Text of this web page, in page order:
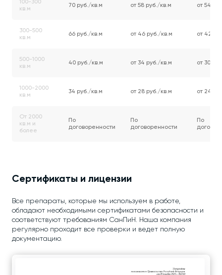
100-300
кв.м
70 руб./кв.м от 58 руб./кв.м от 54
300-500
кв.м
66 руб./кв.м от 46 руб./кв.м от 42
500-1000
кв.м
40 руб./кв.м от 34 руб./кв.м от 30
1000-2000
кв.м
34 руб./кв.м от 28 руб./кв.м от 24
От 2000
кв.м и
более
По
договоренности
По
договоренности
По
Сертификаты и лицензии
Все препараты, которые мы используем в работе,
обладают необходимыми сертификатами безопасности и
соответствуют требованиям СанПиН. Наша компания
регулярно проходит все проверки и ведет полную
документацию.